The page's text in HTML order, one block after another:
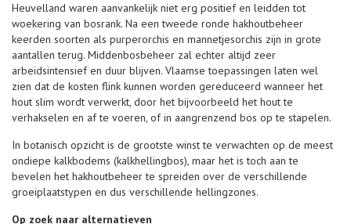
Heuvelland waren aanvankelijk niet erg positief en leidden tot
woekering van bosrank. Na een tweede ronde hakhoutbeheer
keerden soorten als purperorchis en mannetjesorchis zijn in grote
aantallen terug. Middenbosbeheer zal echter altijd zeer
arbeidsintensief en duur blijven. Vlaamse toepassingen laten wel
zien dat de kosten flink kunnen worden gereduceerd wanneer het
hout slim wordt verwerkt, door het bijvoorbeeld het hout te
verhakselen en af te voeren, of in aangrenzend bos op te stapelen.
In botanisch opzicht is de grootste winst te verwachten op de meest
ondiepe kalkbodems (kalkhellingbos), maar het is toch aan te
bevelen het hakhoutbeheer te spreiden over de verschillende
groeiplaatstypen en dus verschillende hellingzones.
Op zoek naar alternatieven